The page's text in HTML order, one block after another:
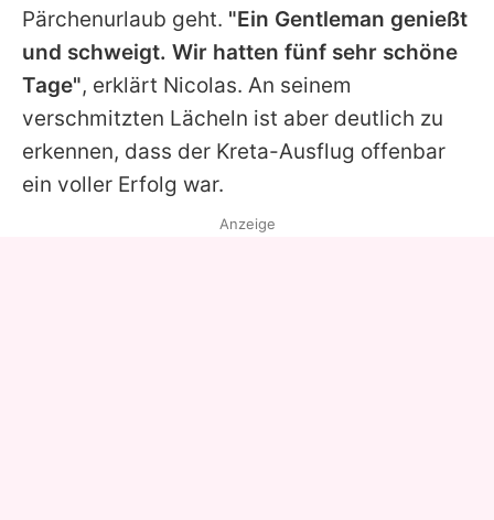
Pärchenurlaub geht. "Ein Gentleman genießt
und schweigt. Wir hatten fünf sehr schöne
Tage", erklärt Nicolas. An seinem
verschmitzten Lächeln ist aber deutlich zu
erkennen, dass der Kreta-Ausflug offenbar
ein voller Erfolg war.
Anzeige